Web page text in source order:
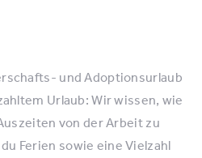
und Adoptionsurlaub
Urlaub: Wir wissen, wie
von der Arbeit zu
Ferien sowie eine Vielzahl